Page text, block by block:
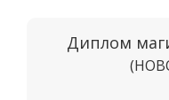
Диплом